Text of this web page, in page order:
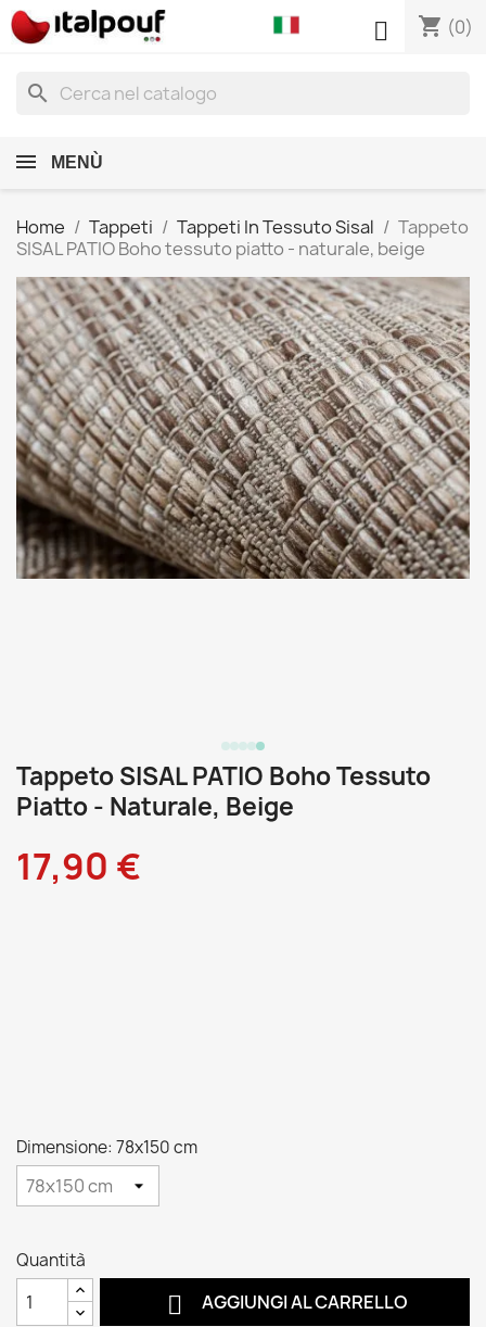
shopping_cart (0)

search
MENÙ
Home Tappeti Tappeti In Tessuto Sisal
Tappeto
SISAL PATIO Boho tessuto piatto - naturale, beige
Tappeto SISAL PATIO Boho Tessuto
Piatto - Naturale, Beige
17,90 €
Dimensione: 78x150 cm
Quantità
 AGGIUNGI AL CARRELLO